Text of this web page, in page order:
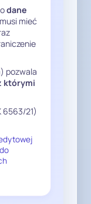
nie
o
dane
mieć
pozwala
którymi
6563/21)